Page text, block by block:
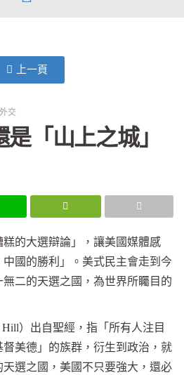
上一頁
交
「山上之城」
的大選辯論」，讓美國媒體感
國的勝利」。美式民主會走到今
二的天選之國，為世界所矚目的
Hill）出自聖經，指「所有人注目
美德」的族群，衍生到政治，就
選之國，美國不只要強大，還必